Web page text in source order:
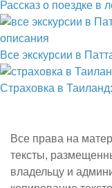
Рассказ о поездке в
Все экскурсии в
Страховка в
Все права на
тексты,
владельцу и